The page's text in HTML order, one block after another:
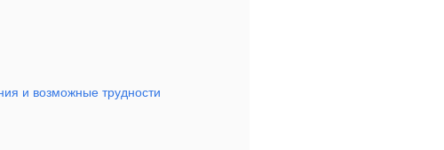
и возможные трудности